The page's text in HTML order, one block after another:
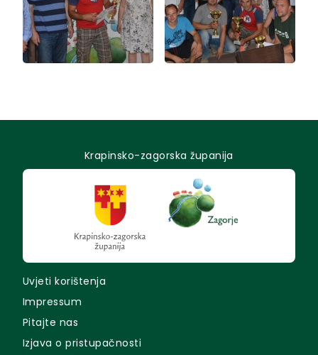
Krapinsko-zagorska županija
Uvjeti korištenja
Impressum
Pitajte nas
Izjava o pristupačnosti